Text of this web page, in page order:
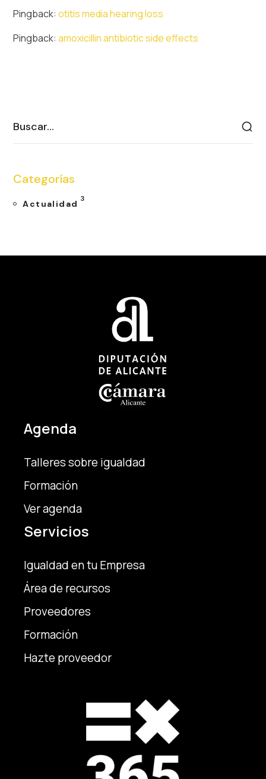
Pingback:otitis media hearing loss
Pingback:amoxicillin antibiotic side effects
Categorías
Actualidad 3
Servicios
Igualdad en tu Empresa
Área de recursos
Proveedores
Formación
Hazte proveedor
Agenda
Talleres sobre igualdad
Formación
Ver agenda